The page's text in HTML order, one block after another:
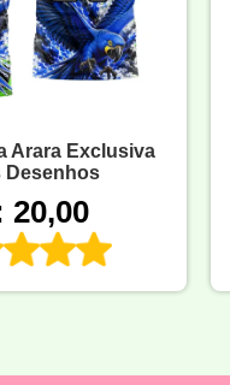
Arara Exclusiva
Desenhos
20,00